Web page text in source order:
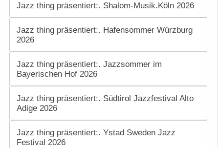
Jazz thing präsentiert:. Shalom-Musik.Köln 2026
Jazz thing präsentiert:. Hafensommer Würzburg
2026
Jazz thing präsentiert:. Jazzsommer im
Bayerischen Hof 2026
Jazz thing präsentiert:. Südtirol Jazzfestival Alto
Adige 2026
Jazz thing präsentiert:. Ystad Sweden Jazz
Festival 2026